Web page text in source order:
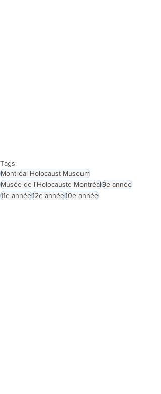
Tags:
Montréal Holocaust Museum
Musée de l'Holocauste Montréal9e année
11e année12e année10e année